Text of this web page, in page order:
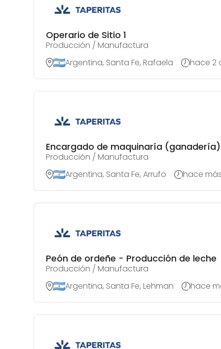
Operario de Sitio 1
Producción / Manufactura
Argentina, Santa Fe, Rafaela
hace 2
Encargado de maquinaría (ganadería)
Producción / Manufactura
Argentina, Santa Fe, Arrufo
hace
Peón de ordeñe - Producción de leche
Producción / Manufactura
Argentina, Santa Fe, Lehman
hace